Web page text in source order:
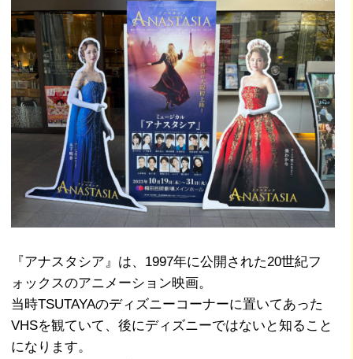
『アナスタシア』は、1997年に公開された20世紀フ
ォックスのアニメーション映画。
当時TSUTAYAのディズニーコーナーに置いてあった
VHSを観ていて、後にディズニーではないと知ること
になります。